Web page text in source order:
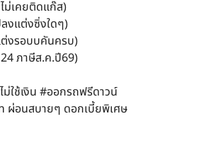
ม่เคยติดแก๊ส)
งแต่งซิ่งใดๆ)
งรอบบคันครบ)
ภาษีส.ค.ปี69)
ใช้เงิน #ออกรถฟรีดาวน์
ผ่อนสบายๆ ดอกเบี้ยพิเศษ